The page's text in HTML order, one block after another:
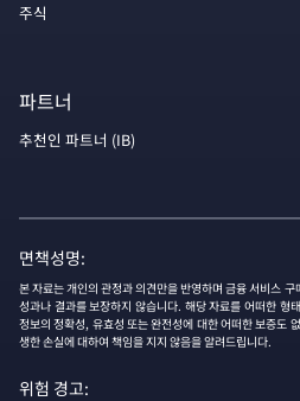
주식
파트너
추천인 파트너 (IB)
면책성명:
본 자료는 개인의 관정과 의견만을 반영하며 금융 서비스
성과나 결과를 보장하지 않습니다. 해당 자료를 어떠한 형
정보의 정확성, 유효성 또는 완전성에 대한 어떠한 보증도
생한 손실에 대하여 책임을 지지 않음을 알려드립니다.
위험 경고: